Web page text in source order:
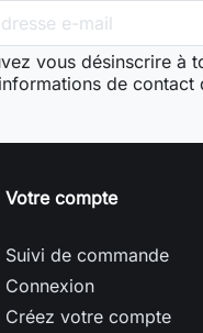
vous désinscrire à
de
Votre compte
Suivi de commande
Connexion
Créez votre compte